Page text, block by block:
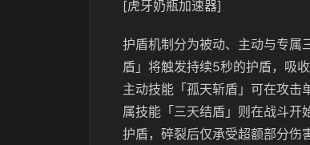
[虎牙奶瓶加速器]
护盾机制分为被动、主动与专属
盾」将触发持续5秒的护盾，吸
主动技能「孤天斩盾」可在攻击
属技能「三天结盾」则在战斗开
护盾，碎裂后仅承受超额部分伤